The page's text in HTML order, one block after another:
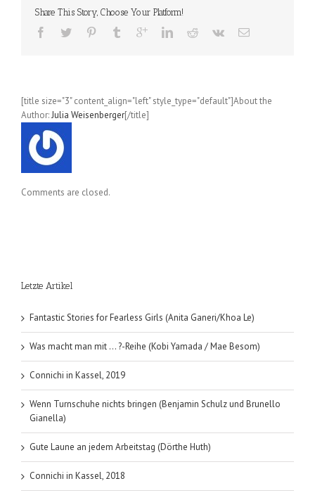
Share This Story, Choose Your Platform!
[title size="3" content_align="left" style_type="default"]About the
Author:Julia Weisenberger[/title]
Comments are closed.
Letzte Artikel
Fantastic Stories for Fearless Girls (Anita Ganeri/Khoa Le)
Was macht man mit … ?-Reihe (Kobi Yamada / Mae Besom)
Connichi in Kassel, 2019
Wenn Turnschuhe nichts bringen (Benjamin Schulz und Brunello
Gianella)
Gute Laune an jedem Arbeitstag (Dörthe Huth)
Connichi in Kassel, 2018